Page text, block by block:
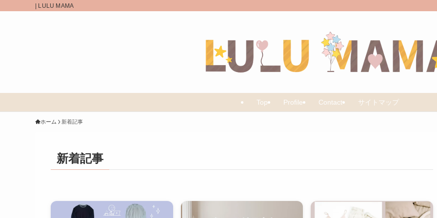
| LULU MAMA
Top Profile Contact サイトマップ
ホーム 新着記事
新着記事